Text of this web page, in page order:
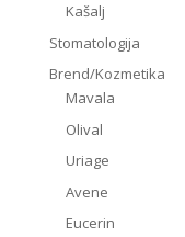
Kašalj
Stomatologija
Brend/Kozmetika
Mavala
Olival
Uriage
Avene
Eucerin